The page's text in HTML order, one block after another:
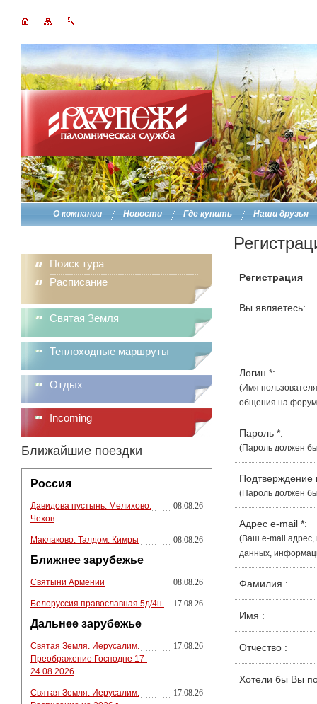
О компании Новости Где купить Наши друзья
Поиск тура
Расписание
Святая Земля
Теплоходные маршруты
Отдых
Incoming
Ближайшие поездки
Россия
Давидова пустынь. Мелихово.
Чехов
08.08.26
Маклаково. Талдом. Кимры 08.08.26
Ближнее зарубежье
Святыни Армении 08.08.26
Белоруссия православная 5д/4н. 17.08.26
Дальнее зарубежье
Святая Земля. Иерусалим.
Преображение Господне 17-
24.08.2026
17.08.26
Святая Земля. Иерусалим.
17.08.26
Регистрация
Вы являетесь:
Логин *:
(Имя
общения на
Пароль *:
(Пароль должен
(Пароль должен
Адрес e-mail *:
(Ваш e-mail адрес,
данных,
Фамилия :
Имя :
Отчество :
Хотели бы Вы